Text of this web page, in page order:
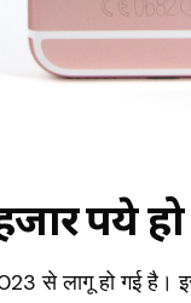
रुपये
से लागू हो गई